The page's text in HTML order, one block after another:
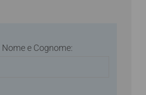
Nome e Cognome: